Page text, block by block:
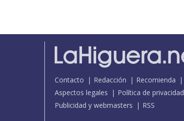
Contacto Redacción Recomienda
Aspectos legales
Política de privacidad
Publicidad y webmasters
RSS